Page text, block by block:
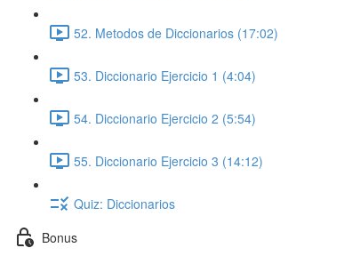
52. Metodos de Diccionarios (17:02)
53. Diccionario Ejercicio 1 (4:04)
54. Diccionario Ejercicio 2 (5:54)
55. Diccionario Ejercicio 3 (14:12)
Quiz: Diccionarios
Bonus